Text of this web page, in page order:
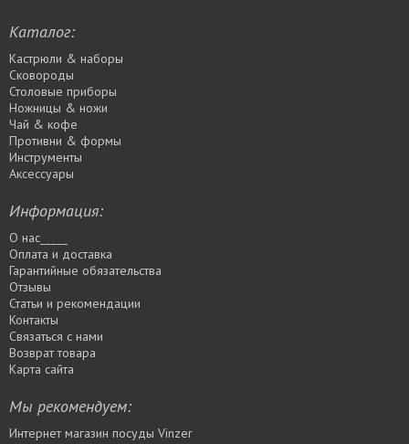
Каталог:
Кастрюли & наборы
Сковороды
Столовые приборы
Ножницы & ножи
Чай & кофе
Противни & формы
Инструменты
Аксессуары
Информация:
О нас_____
Оплата и доставка
Гарантийные обязательства
Отзывы
Статьи и рекомендации
Контакты
Связаться с нами
Возврат товара
Карта сайта
Мы рекомендуем:
Интернет магазин посуды Vinzer